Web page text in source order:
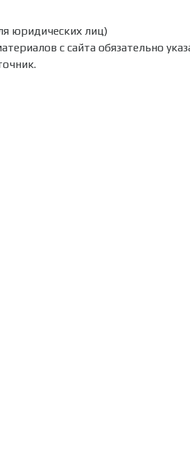
с сайта обязательно